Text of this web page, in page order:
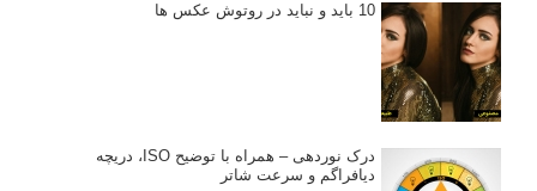
10 باید و نباید در روتوش عکس ها
درک نوردهی – همراه با توضیح ISO، دریچه
دیافراگم و سرعت شاتر